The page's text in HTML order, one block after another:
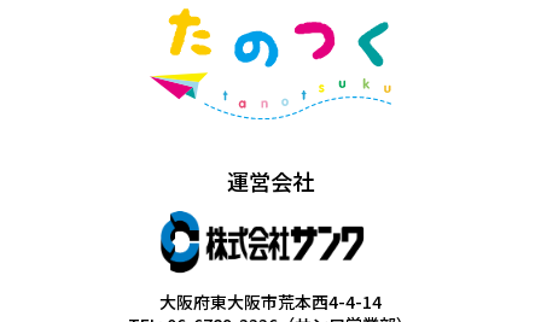
運営会社
大阪府東大阪市荒本西4-4-14